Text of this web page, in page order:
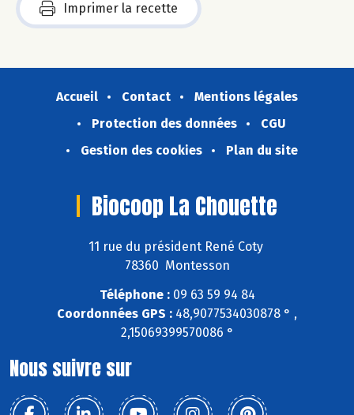
Imprimer la recette
Accueil Contact
Mentions légales
Protection des données
CGU
Gestion des cookies
Plan du site
Biocoop La Chouette
11 rue du président René Coty
78360 Montesson
Téléphone :09 63 59 94 84
Coordonnées GPS : 48,9077534030878 ° ,
2,15069399570086 °
Nous suivre sur